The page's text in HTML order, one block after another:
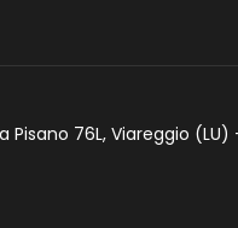
76L, Viareggio